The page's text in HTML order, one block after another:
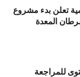
تعلن بدء مشروع
المعدة
للمراجعة